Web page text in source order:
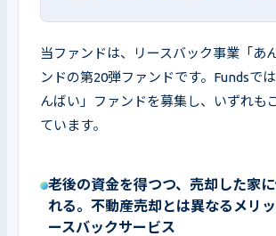
当ファンドは、リースバック事業「あ
ンドの第20弾ファンドです。Fundsで
んばい」ファンドを募集し、いずれも
ています。
老後の資金を得つつ、売却した家
れる。不動産売却とは異なるメリ
ースバックサービス